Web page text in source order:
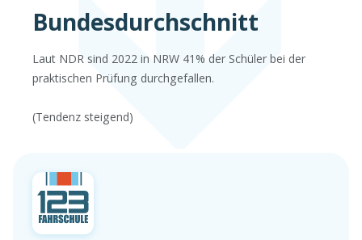
Bundesdurchschnitt
Laut NDR sind 2022 in NRW 41% der Schüler bei der
praktischen Prüfung durchgefallen.
(Tendenz steigend)